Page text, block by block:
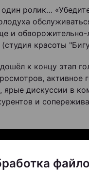
ролик…
и обворожительно-
красоты
к концу этап
активное
ярые дискуссии в
и